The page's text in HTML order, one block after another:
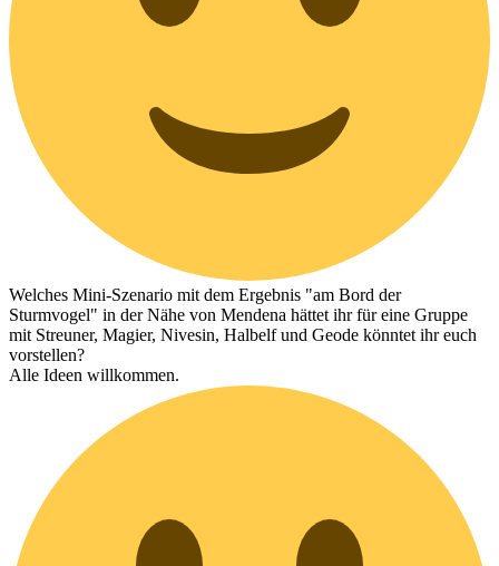
Welches Mini-Szenario mit dem Ergebnis "am Bord der
Sturmvogel" in der Nähe von Mendena hättet ihr für eine Gruppe
mit Streuner, Magier, Nivesin, Halbelf und Geode könntet ihr euch
vorstellen?
Alle Ideen willkommen.